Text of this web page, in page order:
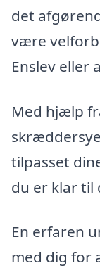
det
være
Enslev eller
Med hjælp
tilpasset
du er klar til
En erfaren
med dig for